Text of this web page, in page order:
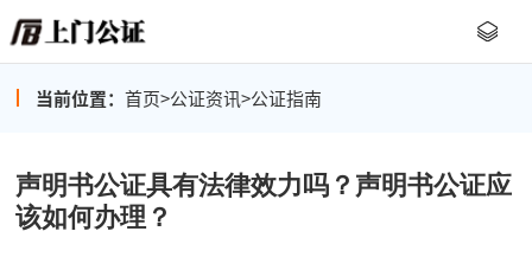
当前位置： 首页>公证资讯>公证指南
声明书公证具有法律效力吗？声明书公证应
该如何办理？